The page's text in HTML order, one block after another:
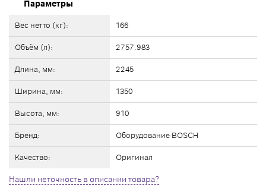
Параметры
Вес нетто (кг): 166
Объём (л): 2757.983
Длина, мм: 2245
Ширина, мм: 1350
Высота, мм: 910
Бренд: Оборудование BOSCH
Качество: Оригинал
Нашли неточность в описании товара?